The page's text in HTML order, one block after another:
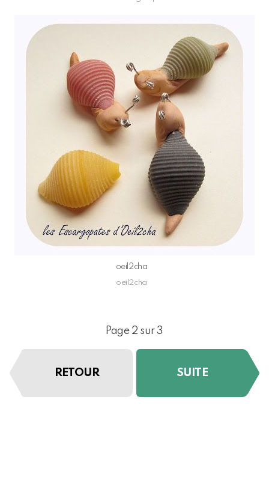
oeil2cha
oeil2cha
Page 2 sur 3
RETOUR SUITE